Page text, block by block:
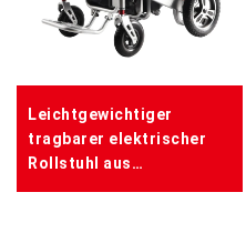
Leichtgewichtiger
tragbarer elektrischer
Rollstuhl aus